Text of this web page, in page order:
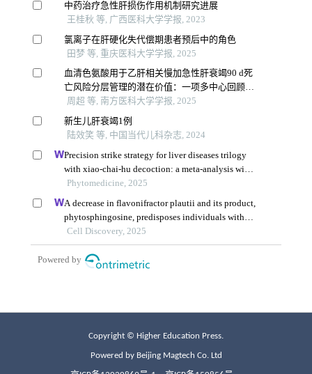
Copyright © Higher Education Press.
Powered by Beijing Magtech Co. Ltd